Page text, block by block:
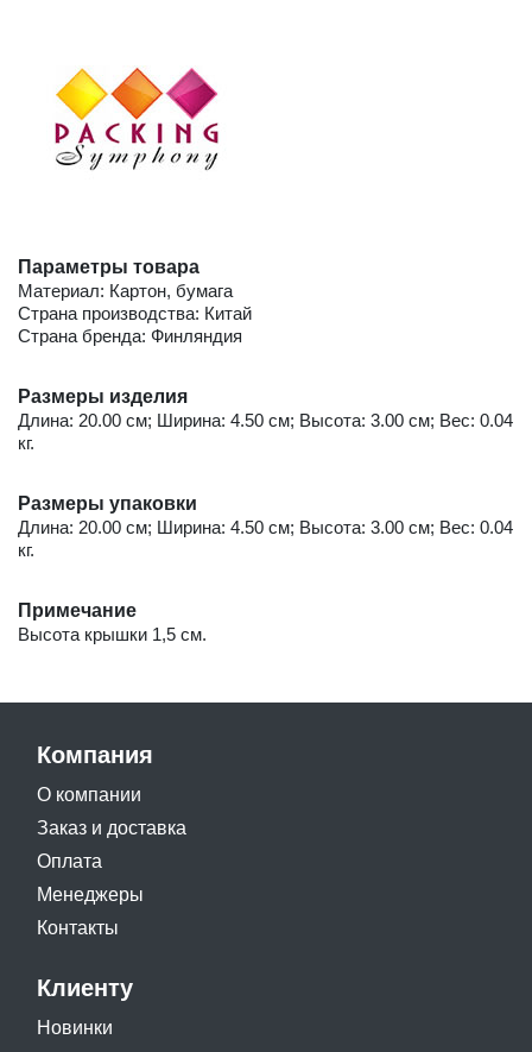
Параметры товара
Материал: Картон, бумага
Страна производства: Китай
Страна бренда: Финляндия
Размеры изделия
Длина: 20.00 см; Ширина: 4.50 см; Высота: 3.00 см; Вес: 0.04
кг.
Размеры упаковки
Длина: 20.00 см; Ширина: 4.50 см; Высота: 3.00 см; Вес: 0.04
кг.
Примечание
Высота крышки 1,5 см.
Компания
О компании
Заказ и доставка
Оплата
Менеджеры
Контакты
Клиенту
Новинки